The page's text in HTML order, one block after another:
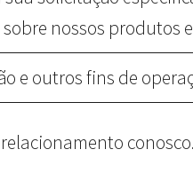
nossos produtos
e outros fins de
conosco.